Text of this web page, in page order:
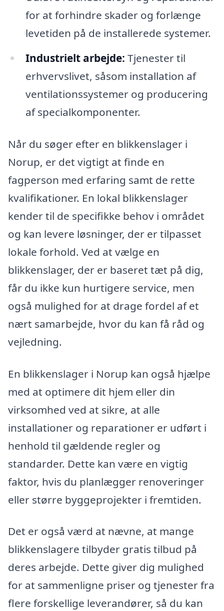
for at forhindre skader og forlænge
levetiden på de installerede systemer.
Industrielt arbejde: Tjenester til
erhvervslivet, såsom installation af
ventilationssystemer og producering
af specialkomponenter.
Når du søger efter en blikkenslager i
Norup, er det vigtigt at finde en
fagperson med erfaring samt de rette
kvalifikationer. En lokal blikkenslager
kender til de specifikke behov i området
og kan levere løsninger, der er tilpasset
lokale forhold. Ved at vælge en
blikkenslager, der er baseret tæt på dig,
får du ikke kun hurtigere service, men
også mulighed for at drage fordel af et
nært samarbejde, hvor du kan få råd og
vejledning.
En blikkenslager i Norup kan også hjælpe
med at optimere dit hjem eller din
virksomhed ved at sikre, at alle
installationer og reparationer er udført i
henhold til gældende regler og
standarder. Dette kan være en vigtig
faktor, hvis du planlægger renoveringer
eller større byggeprojekter i fremtiden.
Det er også værd at nævne, at mange
blikkenslagere tilbyder gratis tilbud på
deres arbejde. Dette giver dig mulighed
for at sammenligne priser og tjenester fra
flere forskellige leverandører, så du kan